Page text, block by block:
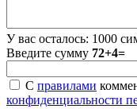
У вас осталось: 1000
Введите сумму 72+4=
С правилами
конфиденциальности